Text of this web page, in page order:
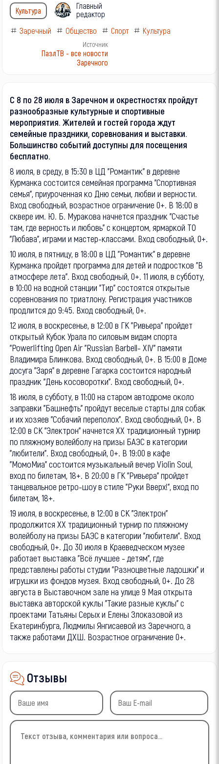
Культура
Главный
редактор
Заречный
Общество Спорт Культура
Источник
ПазлТВ - все новости
Заречного
С 8 по 28 июля в Заречном и окрестностях пройдут
разнообразные культурные и спортивные
мероприятия. Жителей и гостей города ждут
семейные праздники, соревнования и выставки.
Большинство событий доступны для посещения
бесплатно.
8 июля, в среду, в 15:30 в ЦД "Романтик" в деревне
Курманка состоится семейная программа "Спортивная
семья", приуроченная ко Дню семьи, любви и верности.
Вход свободный, возрастное ограничение 0+. В 18:00 в
сквере им. Ю. Б. Муракова начнется праздник "Счастье
там, где верность и любовь" с концертом, ярмаркой ТО
"Любава", играми и мастер-классами. Вход свободный, 0+.
10 июля, в пятницу, в 18:00 в ЦД "Романтик" в деревне
Курманка пройдет программа для детей и подростков "В
атмосфере лета". Вход свободный, 0+. 11 июля, в субботу,
в 10:00 на водной станции "Тир" состоятся открытые
соревнования по триатлону. Регистрация участников
продлится до 9:45. Вход свободный, 0+.
12 июля, в воскресенье, в 12:00 в ГК "Ривьера" пройдет
открытый Кубок Урала по силовым видам спорта
"Powerlifting Open Air "Russian Barbell- XIV" памяти
Владимира Блинкова. Вход свободный, 0+. В 15:00 в Доме
досуга "Заря" в деревне Гагарка состоится народный
праздник "День косоворотки". Вход свободный, 0+.
18 июля, в субботу, в 11:00 на старом автодроме около
заправки "Башнефть" пройдут веселые старты для собак
и их хозяев "Собачий переполох". Вход свободный, 0+. В
12:00 в СК "Электрон" начнется ХХ традиционный турнир
по пляжному волейболу на призы БАЭС в категории
"любители". Вход свободный, 0+. В 19:00 в кафе
"МомоМиа" состоится музыкальный вечер Violin Soul,
вход по билетам, 18+. В 20:00 в ГК "Ривьера" пройдет
танцевальное ретро-шоу в стиле "Руки Вверх!", вход по
билетам, 18+.
19 июля, в воскресенье, в 12:00 в СК "Электрон"
продолжится ХХ традиционный турнир по пляжному
волейболу на призы БАЭС в категории "любители". Вход
свободный, 0+. До 30 июля в Краеведческом музее
работает выставка "Всё лучшее - детям", где
представлены работы студии "Разноцветные ладошки" и
игрушки из фондов музея. Вход свободный, 0+. До 28
августа в Выставочном зале на улице 9 Мая открыта
выставка авторской куклы "Такие разные куклы" с
проектами Татьяны Серых и Елены Злоказовой из
Екатеринбурга, Людмилы Янгисаевой из Заречного, а
также работами ДХШ. Возрастное ограничение 0+.
Отзывы